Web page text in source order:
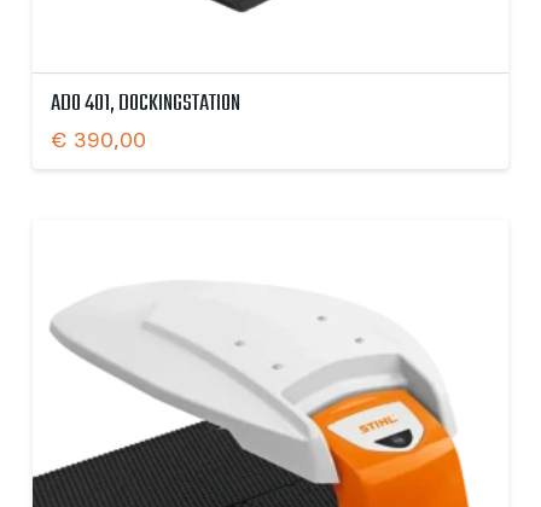
ADO 401, DOCKINGSTATION
€ 390,00